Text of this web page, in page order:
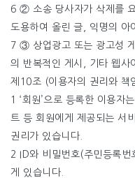
6 ② 소송 당사자가 삭제를
도용하여 올린 글, 익명의 아
7 ③ 상업광고 또는 광고성
의 반복적인 게시, 기타 웹사
제10조 (이용자의 권리와 책
1 ‘회원’으로 등록한 이용자
트 등 회원에게 제공되는 서
권리가 있습니다.
2 ID와 비밀번호(주민등록번
게 있습니다.